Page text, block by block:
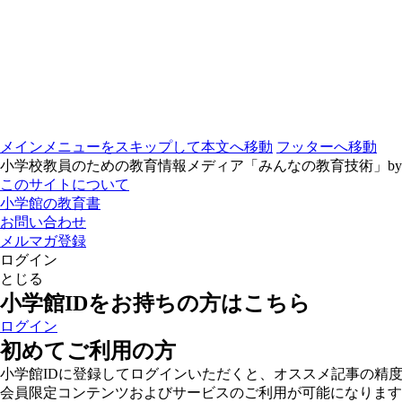
メインメニューをスキップして本文へ移動 フッターへ移動
小学校教員のための教育情報メディア「みんなの教育技術」
このサイトについて
小学館の教育書
お問い合わせ
メルマガ登録
ログイン
とじる
小学館IDをお持ちの方はこちら
ログイン
初めてご利用の方
小学館IDに登録してログインいただくと、オススメ記事の精
会員限定コンテンツおよびサービスのご利用が可能になりま